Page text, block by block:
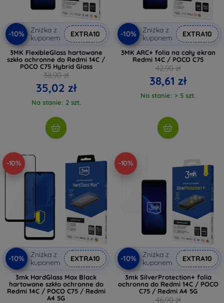
-10%
Zniżka z
kuponem
EXTRA10
3MK FlexibleGlass hartowane
szkło ochronne do Redmi 14C /
POCO C75 Hybrid Glass
38,90 zł
35,02 zł
Na stanie: 2 szt.
-10%
Zniżka z
kuponem
EXTRA10
3MK ARC+ folia na cały ekran
Redmi 14C / POCO C75
42,90 zł
38,61 zł
Na stanie: > 5 szt.
-10%
-10%
Zniżka z
kuponem
EXTRA10
3mk HardGlass Max Black
hartowane szkło ochronne do
Redmi 14C / POCO C75 / Redmi
A4 5G
-10%
-10%
Zniżka z
kuponem
EXTRA10
3mk SilverProtection+ folia
ochronna do Redmi 14C / POCO
C75 / Redmi A4 5G
46,90 zł